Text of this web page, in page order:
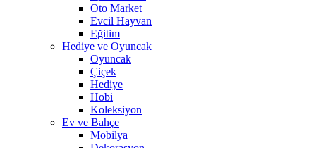
Oto Market
Evcil Hayvan
Eğitim
Hediye ve Oyuncak
Oyuncak
Çiçek
Hediye
Hobi
Koleksiyon
Ev ve Bahçe
Mobilya